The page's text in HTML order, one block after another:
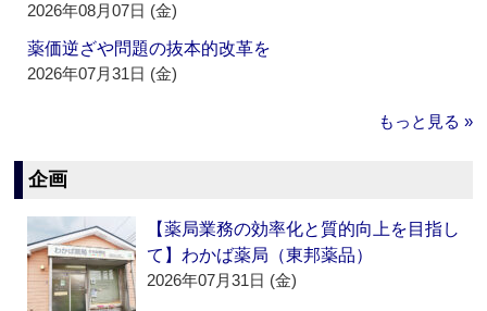
2026年08月07日 (金)
薬価逆ざや問題の抜本的改革を
2026年07月31日 (金)
もっと見る »
企画
【薬局業務の効率化と質的向上を目指し
て】わかば薬局（東邦薬品）
2026年07月31日 (金)